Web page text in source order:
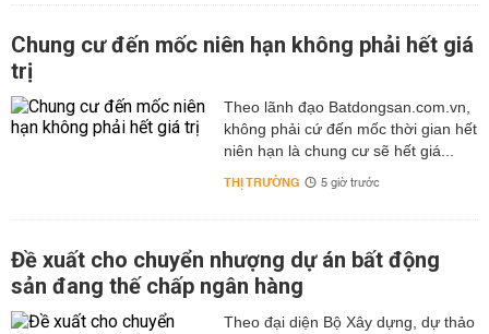
Chung cư đến mốc niên hạn không phải hết giá
trị
Theo lãnh đạo Batdongsan.com.vn,
không phải cứ đến mốc thời gian hết
niên hạn là chung cư sẽ hết giá...
THỊ TRƯỜNG 5 giờ trước
Đề xuất cho chuyển nhượng dự án bất động
sản đang thế chấp ngân hàng
Theo đại diện Bộ Xây dựng, dự thảo